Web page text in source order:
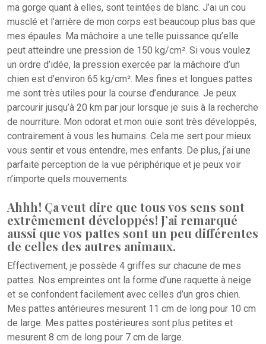
ma gorge quant à elles, sont teintées de blanc. J’ai un cou
musclé et l’arrière de mon corps est beaucoup plus bas que
mes épaules. Ma mâchoire a une telle puissance qu’elle
peut atteindre une pression de 150 kg/cm². Si vous voulez
un ordre d’idée, la pression exercée par la mâchoire d’un
chien est d’environ 65 kg/cm². Mes fines et longues pattes
me sont très utiles pour la course d’endurance. Je peux
parcourir jusqu’à 20 km par jour lorsque je suis à la recherche
de nourriture. Mon odorat et mon ouïe sont très développés,
contrairement à vous les humains. Cela me sert pour mieux
vous sentir et vous entendre, mes enfants. De plus, j’ai une
parfaite perception de la vue périphérique et je peux voir
n’importe quels mouvements.
Ahhh ! Ça veut dire que tous vos sens sont
extrêmement développés ! J’ai remarqué
aussi que vos pattes sont un peu différentes
de celles des autres animaux.
Effectivement, je possède 4 griffes sur chacune de mes
pattes. Nos empreintes ont la forme d’une raquette à neige
et se confondent facilement avec celles d’un gros chien.
Mes pattes antérieures mesurent 11 cm de long pour 10 cm
de large. Mes pattes postérieures sont plus petites et
mesurent 8 cm de long pour 7 cm de large.